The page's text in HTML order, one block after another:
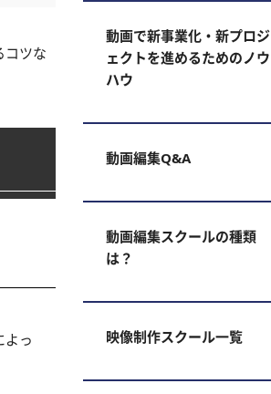
コツな
よっ
動画で新事業化・新プロジ
ェクトを進めるためのノウ
ハウ
動画編集Q&A
動画編集スクールの種類
は？
映像制作スクール一覧